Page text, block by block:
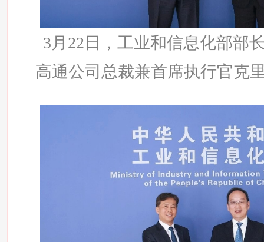
3月22日，工业和信息化部部
高通公司总裁兼首席执行官克